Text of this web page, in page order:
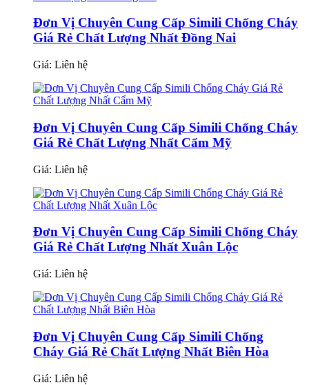
Đơn Vị Chuyên Cung Cấp Simili Chống Cháy
Giá Rẻ Chất Lượng Nhất Đồng Nai
Giá: Liên hệ
Đơn Vị Chuyên Cung Cấp Simili Chống Cháy
Giá Rẻ Chất Lượng Nhất Cẩm Mỹ
Giá: Liên hệ
Đơn Vị Chuyên Cung Cấp Simili Chống Cháy
Giá Rẻ Chất Lượng Nhất Xuân Lộc
Giá: Liên hệ
Đơn Vị Chuyên Cung Cấp Simili Chống
Cháy Giá Rẻ Chất Lượng Nhất Biên Hòa
Giá: Liên hệ